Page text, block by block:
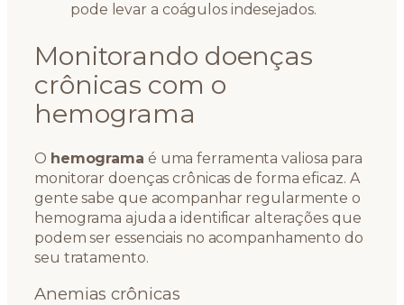
pode levar a coágulos indesejados.
Monitorando doenças
crônicas com o
hemograma
O hemograma é uma ferramenta valiosa para
monitorar doenças crônicas de forma eficaz. A
gente sabe que acompanhar regularmente o
hemograma ajuda a identificar alterações que
podem ser essenciais no acompanhamento do
seu tratamento.
Anemias crônicas